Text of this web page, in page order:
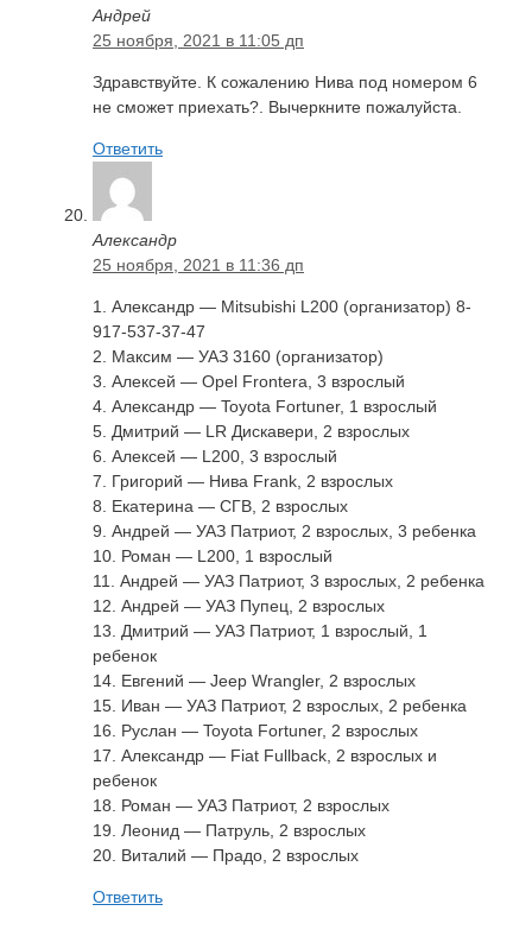
Андрей
25 ноября, 2021 в 11:05 дп
Здравствуйте. К сожалению Нива под номером 6
не сможет приехать?. Вычеркните пожалуйста.
Ответить
Александр
25 ноября, 2021 в 11:36 дп
1. Александр — Mitsubishi L200 (организатор) 8-
917-537-37-47
2. Максим — УАЗ 3160 (организатор)
3. Алексей — Opel Frontera, 3 взрослый
4. Александр — Toyota Fortuner, 1 взрослый
5. Дмитрий — LR Дискавери, 2 взрослых
6. Алексей — L200, 3 взрослый
7. Григорий — Нива Frank, 2 взрослых
8. Екатерина — CГВ, 2 взрослых
9. Андрей — УАЗ Патриот, 2 взрослых, 3 ребенка
10. Роман — L200, 1 взрослый
11. Андрей — УАЗ Патриот, 3 взрослых, 2 ребенка
12. Андрей — УАЗ Пупец, 2 взрослых
13. Дмитрий — УАЗ Патриот, 1 взрослый, 1
ребенок
14. Евгений — Jeep Wrangler, 2 взрослых
15. Иван — УАЗ Патриот, 2 взрослых, 2 ребенка
16. Руслан — Toyota Fortuner, 2 взрослых
17. Александр — Fiat Fullback, 2 взрослых и
ребенок
18. Роман — УАЗ Патриот, 2 взрослых
19. Леонид — Патруль, 2 взрослых
20. Виталий — Прадо, 2 взрослых
Ответить